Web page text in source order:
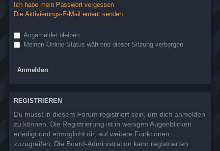
Ich habe mein Passwort vergessen
Die Aktivierungs-E-Mail erneut senden
Angemeldet bleiben
Meinen Online-Status während dieser Sitzung verbergen
REGISTRIEREN
Du musst in diesem Forum registriert sein, um dich anmelden
zu können. Die Registrierung ist in wenigen Augenblicken
erledigt und ermöglicht dir, auf weitere Funktionen
zuzugreifen. Die Board-Administration kann registrierten